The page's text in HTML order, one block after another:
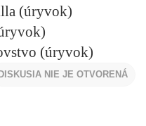
(úryvok)
(úryvok)
NIE JE OTVORENÁ